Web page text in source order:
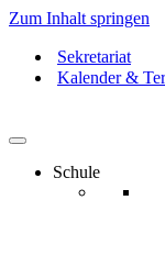
Zum Inhalt springen
Sekretariat
Kalender &
Schule